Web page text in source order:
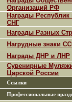
Организаций РФ
Награды Республик
СНГ
Награды Разных
Нагрудные знаки
Награды ДНР и ЛНР
Сувенирные
Царской России
Ссылки
Профессиональные